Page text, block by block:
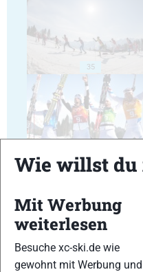
35
37
39
Wie willst du
Mit Werbung
weiterlesen
Besuche xc-ski.de wie
gewohnt mit Werbung und